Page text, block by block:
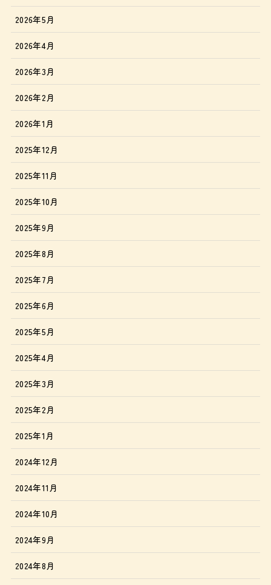
2026年5月
2026年4月
2026年3月
2026年2月
2026年1月
2025年12月
2025年11月
2025年10月
2025年9月
2025年8月
2025年7月
2025年6月
2025年5月
2025年4月
2025年3月
2025年2月
2025年1月
2024年12月
2024年11月
2024年10月
2024年9月
2024年8月